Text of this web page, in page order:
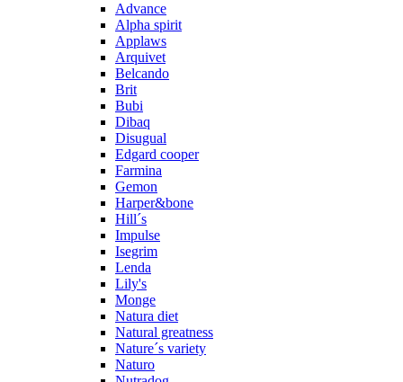
Advance
Alpha spirit
Applaws
Arquivet
Belcando
Brit
Bubi
Dibaq
Disugual
Edgard cooper
Farmina
Gemon
Harper&bone
Hill´s
Impulse
Isegrim
Lenda
Lily's
Monge
Natura diet
Natural greatness
Nature´s variety
Naturo